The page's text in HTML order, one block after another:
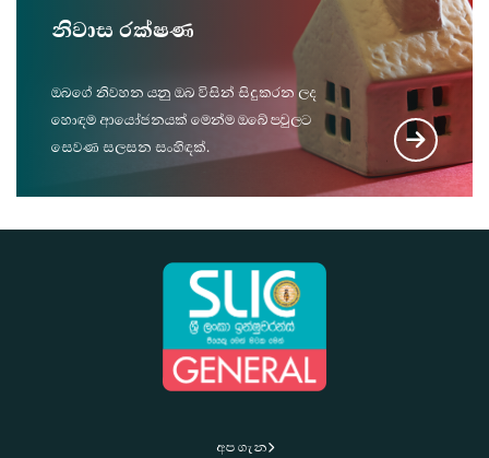
නිවාස රක්ෂණ
ඔබ‌ගේ නිවහන යනු ඔබ විසින් සිදුකරන ලද
හොඳම ආයෝජනයක් මෙන්ම ඔබේ පවුලට
සෙවණ සලසන සංහිඳක්.
අප ගැන